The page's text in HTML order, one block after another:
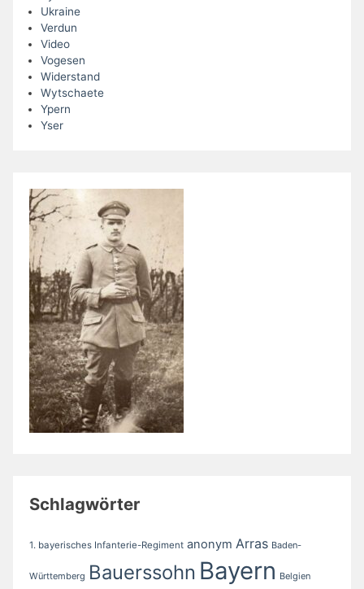
Ukraine
Verdun
Video
Vogesen
Widerstand
Wytschaete
Ypern
Yser
Schlagwörter
1. bayerisches Infanterie-Regiment anonym Arras Baden-
Württemberg Bauerssohn Bayern Belgien